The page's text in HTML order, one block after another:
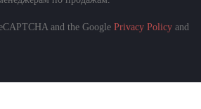
and the Google Privacy Policy and